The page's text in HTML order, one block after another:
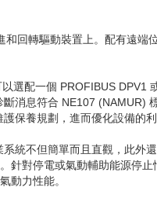
和回轉驅動裝置上。配有遠端
選配一個 PROFIBUS DPV1
斷消息符合 NE107 (NAMUR)
保養規劃，進而優化設備的利
統不但簡單而且直觀，此外
針對停電或氣動輔助能源停止
動力性能。